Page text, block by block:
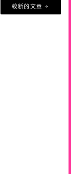
較新的文章